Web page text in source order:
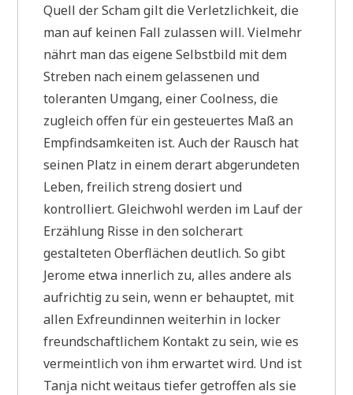
Quell der Scham gilt die Verletzlichkeit, die
man auf keinen Fall zulassen will. Vielmehr
nährt man das eigene Selbstbild mit dem
Streben nach einem gelassenen und
toleranten Umgang, einer Coolness, die
zugleich offen für ein gesteuertes Maß an
Empfindsamkeiten ist. Auch der Rausch hat
seinen Platz in einem derart abgerundeten
Leben, freilich streng dosiert und
kontrolliert. Gleichwohl werden im Lauf der
Erzählung Risse in den solcherart
gestalteten Oberflächen deutlich. So gibt
Jerome etwa innerlich zu, alles andere als
aufrichtig zu sein, wenn er behauptet, mit
allen Exfreundinnen weiterhin in locker
freundschaftlichem Kontakt zu sein, wie es
vermeintlich von ihm erwartet wird. Und ist
Tanja nicht weitaus tiefer getroffen als sie